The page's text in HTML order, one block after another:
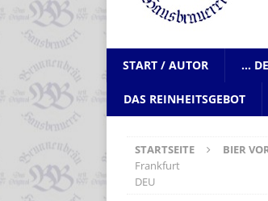
START / AUTOR …
DAS REINHEITSGEBOT
STARTSEITE BIER
Frankfurt
DEU